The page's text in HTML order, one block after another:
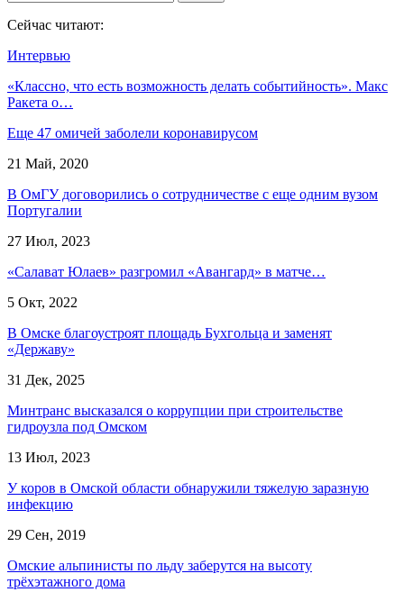
Сейчас читают:
Интервью
«Классно, что есть возможность делать событийность». Макс
Ракета о…
Еще 47 омичей заболели коронавирусом
21 Май, 2020
В ОмГУ договорились о сотрудничестве с еще одним вузом
Португалии
27 Июл, 2023
«Салават Юлаев» разгромил «Авангард» в матче…
5 Окт, 2022
В Омске благоустроят площадь Бухгольца и заменят
«Державу»
31 Дек, 2025
Минтранс высказался о коррупции при строительстве
гидроузла под Омском
13 Июл, 2023
У коров в Омской области обнаружили тяжелую заразную
инфекцию
29 Сен, 2019
Омские альпинисты по льду заберутся на высоту
трёхэтажного дома